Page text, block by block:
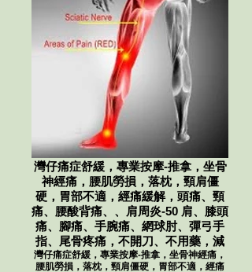
灣仔痛症舒緩，​專業按摩-推拿，坐骨
神經痛，腰肌勞損，落枕，頸肩僵
硬，胃部不適，經痛緩解，頭痛、頸
痛、腰酸背痛、、肩周炎-50 肩、膝頭
痛、腳痛、手腕痛、網球肘、彈弓手
指、尾骨疼痛，不開刀、不用藥，減
灣仔痛症舒緩，​專業按摩-推拿，坐骨神經痛，
腰肌勞損，落枕，頸肩僵硬，胃部不適，經痛